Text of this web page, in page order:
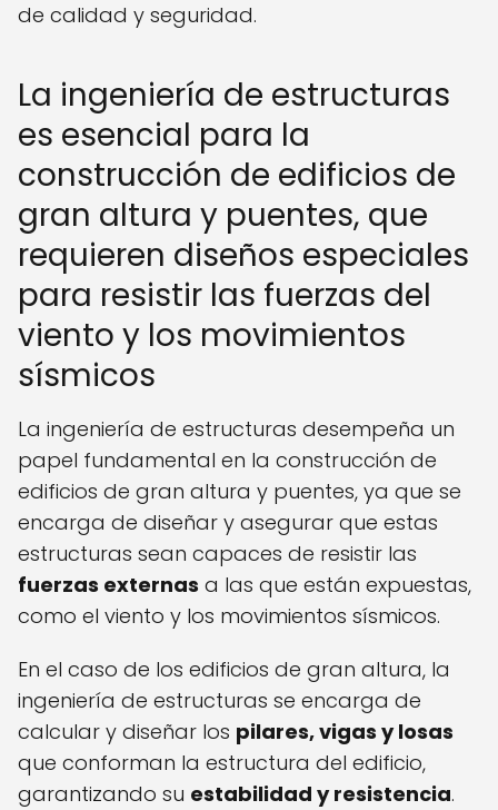
de calidad y seguridad.
La ingeniería de estructuras
es esencial para la
construcción de edificios de
gran altura y puentes, que
requieren diseños especiales
para resistir las fuerzas del
viento y los movimientos
sísmicos
La ingeniería de estructuras desempeña un
papel fundamental en la construcción de
edificios de gran altura y puentes, ya que se
encarga de diseñar y asegurar que estas
estructuras sean capaces de resistir las
fuerzas externas a las que están expuestas,
como el viento y los movimientos sísmicos.
En el caso de los edificios de gran altura, la
ingeniería de estructuras se encarga de
calcular y diseñar los pilares, vigas y losas
que conforman la estructura del edificio,
garantizando su estabilidad y resistencia.